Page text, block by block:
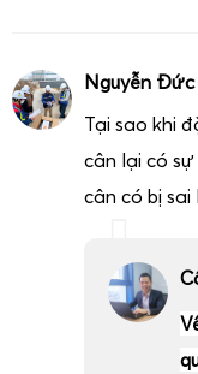
Nguyễn
Tại sao khi
cân lại có sự
cân có bị sai